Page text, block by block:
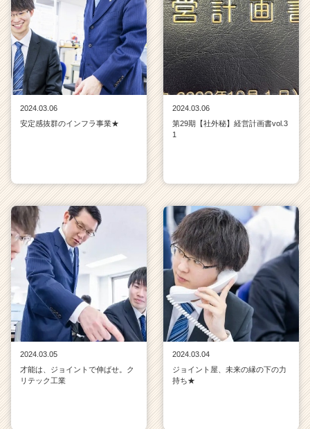
2024.03.06
安定感抜群のインフラ事業★
2024.03.06
第29期【社外秘】経営計画書vol.3
1
2024.03.05
才能は、ジョイントで伸ばせ。ク
リテック工業
2024.03.04
ジョイント屋、未来の縁の下の力
持ち★